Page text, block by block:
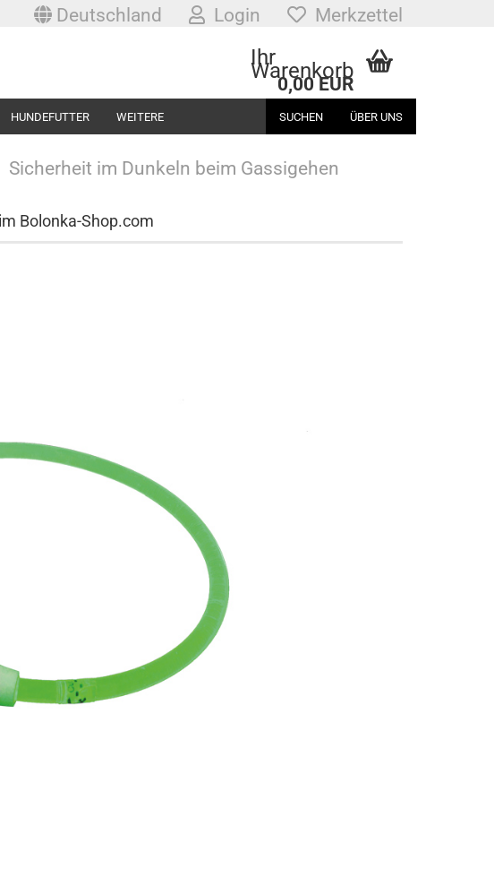
Deutschland Login Merkzettel
Ihr
Warenkorb
0,00 EUR
HUNDEFUTTER SUCHEN ÜBER UNS
WEITERE
Sicherheit im Dunkeln beim Gassigehen
Bolonka-Shop.com